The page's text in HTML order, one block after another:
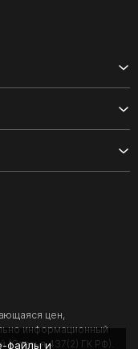
цен,
информационный
(Статья 437(2) ГК РФ).
файлы и